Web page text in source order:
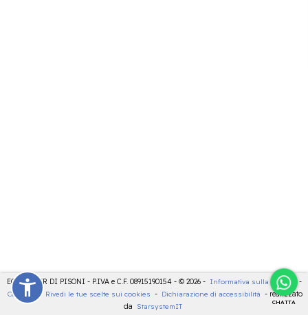
CHATTA
ECOCENTER DI PISONI - P.IVA e C.F. 08915190154 - © 2026 - Informativa sulla privacy
-
Cookies
- Rivedi le tue scelte sui cookies - Dichiarazione di accessibilità - realizzato
da
StarsystemIT